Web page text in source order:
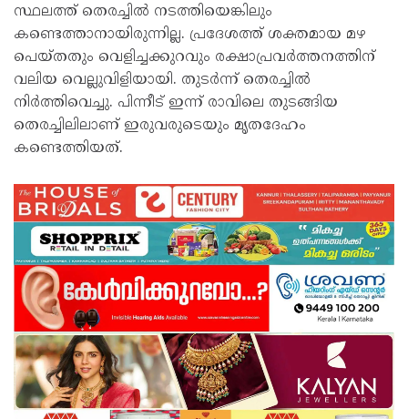
സ്ഥലത്ത് തെരച്ചില്‍ നടത്തിയെങ്കിലും
കണ്ടെത്താനായിരുന്നില്ല. പ്രദേശത്ത് ശക്തമായ മഴ
പെയ്തതും വെളിച്ചക്കുറവും രക്ഷാപ്രവർത്തനത്തിന്
വലിയ വെല്ലുവിളിയായി. തുടര്‍ന്ന് തെരച്ചിൽ
നിർത്തിവെച്ചു. പിന്നീട് ഇന്ന് രാവിലെ തുടങ്ങിയ
തെരച്ചിലിലാണ് ഇരുവരുടെയും മൃതദേഹം
കണ്ടെത്തിയത്.